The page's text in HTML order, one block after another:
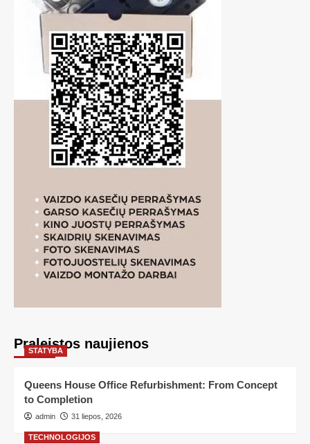
Praleistos naujienos
STATYBA
Queens House Office Refurbishment: From Concept
to Completion
admin 31 liepos, 2026
TECHNOLOGIJOS